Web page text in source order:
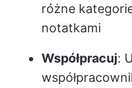
różne
notatkami
Współpracuj: